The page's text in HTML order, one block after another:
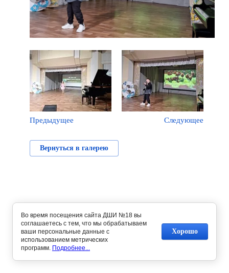
Предыдущее Следующее
Вернуться в галерею
Во время посещения сайта ДШИ №18 вы
соглашаетесь с тем, что мы обрабатываем
ваши персональные данные с
использованием метрических
программ. Подробнее...
Хорошо